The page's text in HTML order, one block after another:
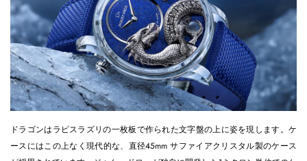
ドラゴンはラピスラズリの一枚板で作られた文字盤の上に姿を現します。ケ
ースにはこの上なく現代的な、直径45mm サファイアクリスタル製のケース